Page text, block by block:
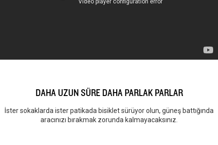
DAHA UZUN SÜRE DAHA PARLAK PARLAR
İster sokaklarda ister patikada bisiklet sürüyor olun, güneş battığında
aracınızı bırakmak zorunda kalmayacaksınız.